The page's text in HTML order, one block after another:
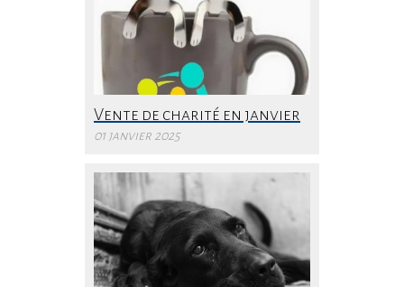
Vente de charité en janvier
01 janvier 2025